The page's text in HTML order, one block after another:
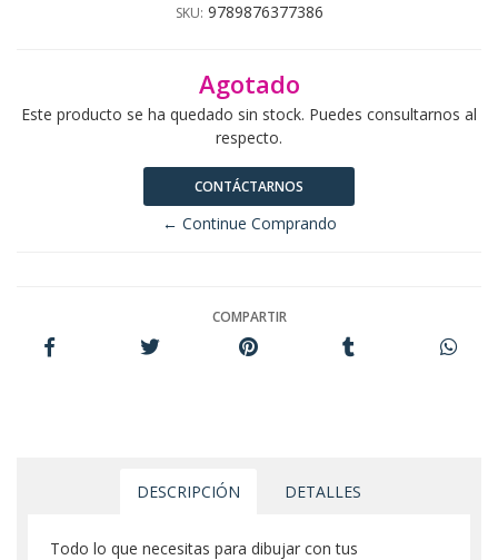
SKU: 9789876377386
Agotado
Este producto se ha quedado sin stock. Puedes consultarnos al
respecto.
CONTÁCTARNOS
← Continue Comprando
COMPARTIR
DESCRIPCIÓN DETALLES
Todo lo que necesitas para dibujar con tus